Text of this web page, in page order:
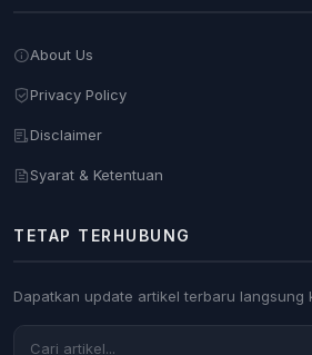
About Us
Privacy Policy
Disclaimer
Syarat & Ketentuan
TETAP TERHUBUNG
Dapatkan update artikel terbaru langsung